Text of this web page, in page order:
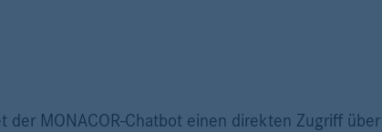
MONACOR-Chatbot einen direkten Zugriff über